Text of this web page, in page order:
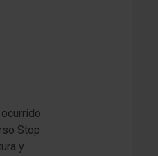
Stop
y